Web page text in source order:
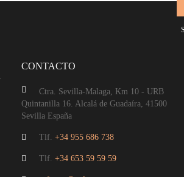
CONTACTO
Ctra. Sevilla-Malaga, Km 10 - URB
Quintanilla 16. Alcalá de Guadaíra, 41500
Sevilla España
Tlf. +34 955 686 738
Tlf. +34 653 59 59 59